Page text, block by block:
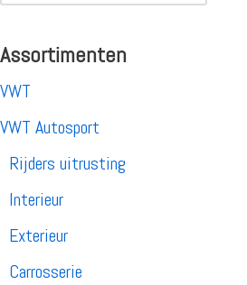
Assortimenten
VWT
VWT Autosport
Rijders uitrusting
Interieur
Exterieur
Carrosserie